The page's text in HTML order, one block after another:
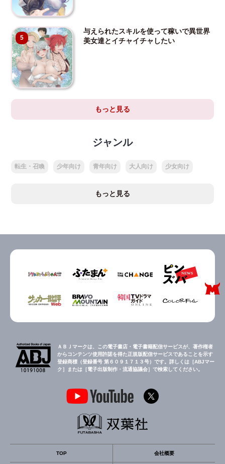
5
与えられたスキルを使って稼いで異世界
美女達とイチャイチャしたい
もっと見る
ジャンル
転生・召喚 少年向け 青年向け 大人向け 少女向け
もっと見る
ＡＢＪマークは、この電子書店・電子書籍配信サービスが、著作権者
からコンテンツ使用許諾を得た正規版配信サービスであることを示す
登録商標（登録番号 第６０９１７１３号）です。詳しくは［ABJマー
ク］または［電子出版制作・流通協議会］で検索してください。
TOP 会社概要